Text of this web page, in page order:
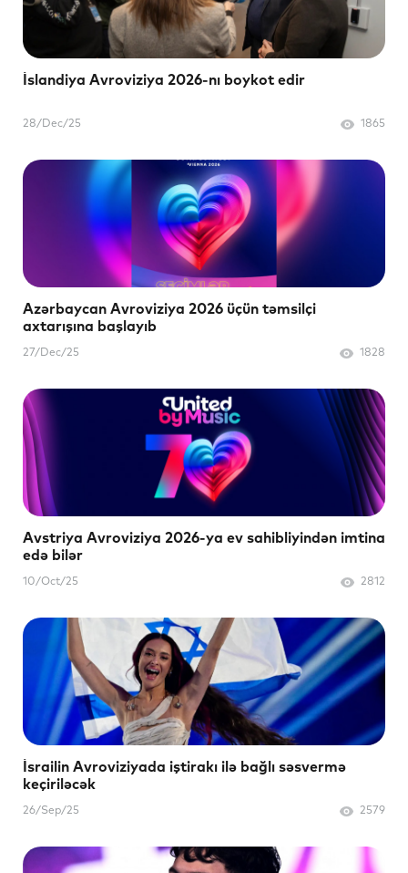
İslandiya Avroviziya 2026-nı boykot edir
28/Dec/25 1865
Azərbaycan Avroviziya 2026 üçün təmsilçi
axtarışına başlayıb
27/Dec/25 1828
Avstriya Avroviziya 2026-ya ev sahibliyindən imtina
edə bilər
10/Oct/25 2812
İsrailin Avroviziyada iştirakı ilə bağlı səsvermə
keçiriləcək
26/Sep/25 2579